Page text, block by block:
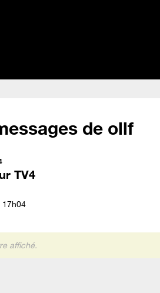
de ollf
TV4
17h04
affiché.